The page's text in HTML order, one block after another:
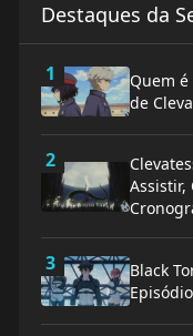
Destaques da
1
Quem é
de
2
Assistir,
3
Black